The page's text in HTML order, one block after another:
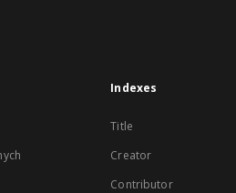
Indexes
Title
Creator
Contributor